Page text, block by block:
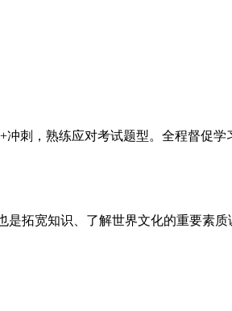
刺，熟练应对考试题型。全程督促学
是拓宽知识、了解世界文化的重要素